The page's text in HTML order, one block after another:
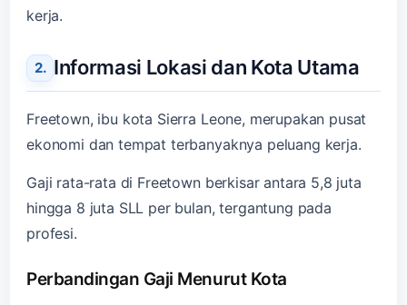
kerja.
Informasi Lokasi dan Kota Utama
Freetown, ibu kota Sierra Leone, merupakan pusat
ekonomi dan tempat terbanyaknya peluang kerja.
Gaji rata-rata di Freetown berkisar antara 5,8 juta
hingga 8 juta SLL per bulan, tergantung pada
profesi.
Perbandingan Gaji Menurut Kota